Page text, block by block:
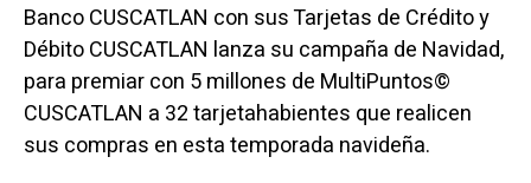
Banco CUSCATLAN con sus Tarjetas de Crédito y
Débito CUSCATLAN lanza su campaña de Navidad,
para premiar con 5 millones de MultiPuntos©
CUSCATLAN a 32 tarjetahabientes que realicen
sus compras en esta temporada navideña.